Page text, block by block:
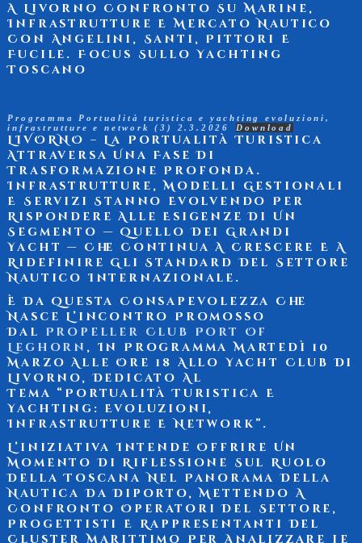
A Livorno Confronto Su Marine,
Infrastrutture E Mercato Nautico
Con Angelini, Santi, Pittori E
Fucile. Focus Sullo Yachting
Toscano
Programma Portualità turistica e yachting evoluzioni,
infrastrutture e network (3) 2.3.2026
Download
LIVORNO – La Portualità Turistica
Attraversa Una Fase Di
Trasformazione Profonda.
Infrastrutture, Modelli Gestionali
E Servizi Stanno Evolvendo Per
Rispondere Alle Esigenze Di Un
Segmento — Quello Dei Grandi
Yacht — Che Continua A Crescere E A
Ridefinire Gli Standard Del Settore
Nautico Internazionale.
È Da Questa Consapevolezza Che
Nasce L’incontro Promosso
Dal Propeller Club Port Of
Leghorn , In ProgrammaMartedì 10
Marzo Alle Ore 18 Allo Yacht Club Di
Livorno, Dedicato Al
Tema “Portualità Turistica E
Yachting: Evoluzioni,
Infrastrutture E Network” .
L’iniziativa Intende Offrire Un
Momento Di Riflessione Sul Ruolo
Della Toscana Nel Panorama Della
Nautica Da Diporto, Mettendo A
Confronto Operatori Del Settore,
Progettisti E Rappresentanti Del
Cluster Marittimo Per Analizzare Le